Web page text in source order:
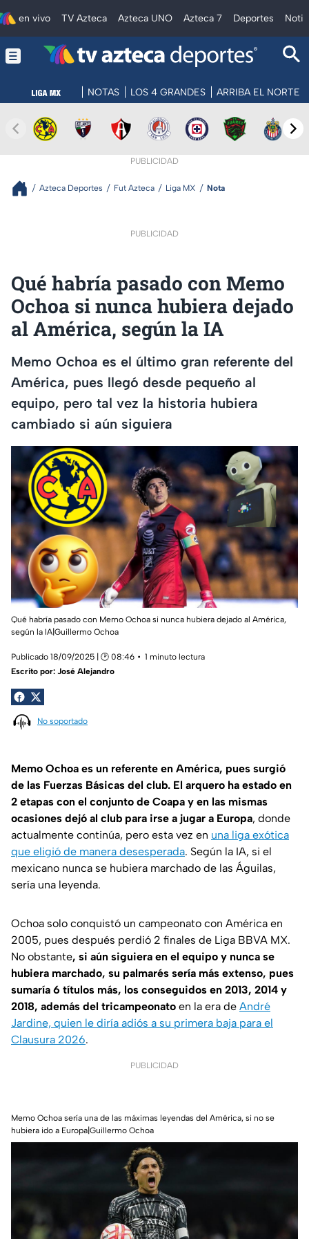
en vivo TV Azteca Azteca UNO Azteca 7 Deportes
NOTAS LOS 4 GRANDES ARRIBA EL NORTE
PUBLICIDAD
Azteca Deportes Fut Azteca Liga MX Nota
PUBLICIDAD
Qué habría pasado con Memo
Ochoa si nunca hubiera dejado
al América, según la IA
Memo Ochoa es el último gran referente del
América, pues llegó desde pequeño al
equipo, pero tal vez la historia hubiera
cambiado si aún siguiera
Qué habría pasado con Memo Ochoa si nunca hubiera dejado al América,
según la IA|Guillermo Ochoa
Publicado 18/09/2025 | 🕑 08:46
1 minuto lectura
Escrito por: José Alejandro
No soportado
Memo Ochoa es un referente en América, pues surgió
de las Fuerzas Básicas del club. El arquero ha estado en
2 etapas con el conjunto de Coapa y en las mismas
ocasiones dejó al club para irse a jugar a Europa, donde
actualmente continúa, pero esta vez en una liga exótica
que eligió de manera desesperada. Según la IA, si el
mexicano nunca se hubiera marchado de las Águilas,
sería una leyenda.
Ochoa solo conquistó un campeonato con América en
2005, pues después perdió 2 finales de Liga BBVA MX.
No obstante, si aún siguiera en el equipo y nunca se
hubiera marchado, su palmarés sería más extenso, pues
sumaría 6 títulos más, los conseguidos en 2013, 2014 y
2018, además del tricampeonato en la era de André
Jardine, quien le diría adiós a su primera baja para el
Clausura 2026.
PUBLICIDAD
Memo Ochoa sería una de las máximas leyendas del América, si no se
hubiera ido a Europa|Guillermo Ochoa